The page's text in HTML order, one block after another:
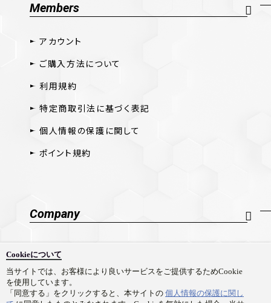
Cookieについて
当サイトでは、お客様により良いサービスをご提供するためCookie
を使用しています。
「同意する」をクリックすると、本サイトの 個人情報の保護に関し
Members
アカウント
ご購入方法について
利用規約
特定商取引法に基づく表記
個人情報の保護に関して
ポイント規約
Company
採用情報
お問い合わせ